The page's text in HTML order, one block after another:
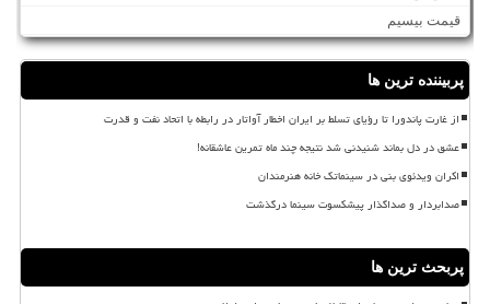
قیمت بیسیم
پربیننده ترین ها
از غارت پاندورا تا رؤیای تسلط بر ایران اخطار آواتار در رابطه با اتحاد نفت و قدرت
عشق در دل بماند شنیدنی شد نتیجه چند ماه تمرین عاشقانه!
اکران ویدئوی بنی در سینماتک خانه هنرمندان
صدابردار و صداگذار پیشکسوت سینما درگذشت
پربحث ترین ها